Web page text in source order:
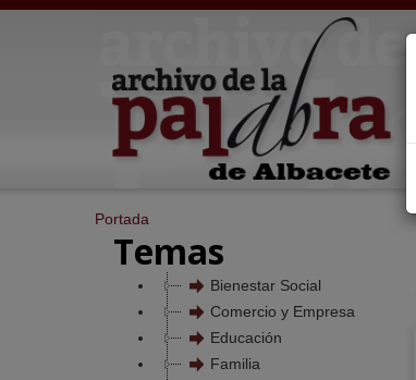
Portada
Temas
Bienestar Social
Comercio y Empresa
Educación
Familia